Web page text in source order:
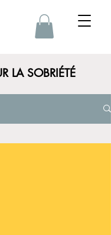
LA SOBRIÉTÉ